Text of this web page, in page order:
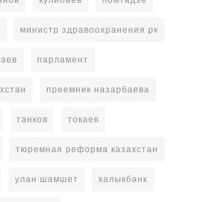
министр здравоохранения рк
парламент
преемник назарбаева
танков токаев
тюремная реформа казахстан
улан шамшет халыкбанк